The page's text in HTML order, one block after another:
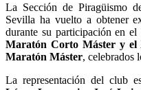
La Sección de Piragüismo
Sevilla ha vuelto a obtener
durante su participación en el
Maratón Corto Máster y el
Maratón Máster, celebrados
La representación del club